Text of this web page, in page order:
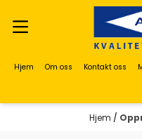
Hjem Om oss Kontakt oss
Hjem /